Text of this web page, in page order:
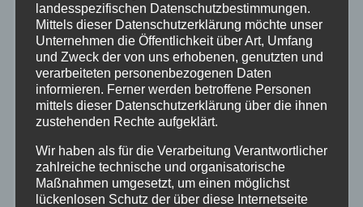
Altenkirchen
Bundespolizei
Feuerwehr
Hilfsorganisationen
Mayen-Koblenz
landesspezifischen Datenschutzbestimmungen.
Mittels dieser Datenschutzerklärung möchte unser
Unternehmen die Öffentlichkeit über Art, Umfang
und Zweck der von uns erhobenen, genutzten und
verarbeiteten personenbezogenen Daten
informieren. Ferner werden betroffene Personen
mittels dieser Datenschutzerklärung über die ihnen
zustehenden Rechte aufgeklärt.
Wir haben als für die Verarbeitung Verantwortlicher
zahlreiche technische und organisatorische
Maßnahmen umgesetzt, um einen möglichst
lückenlosen Schutz der über diese Internetseite